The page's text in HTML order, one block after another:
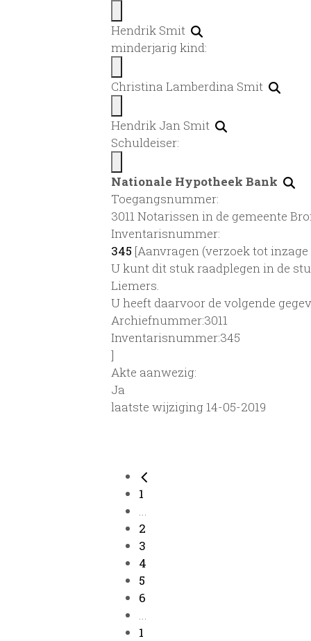
Hendrik Smit
minderjarig kind:
Christina Lamberdina Smit
Hendrik Jan Smit
Schuldeiser:
Nationale Hypotheek Bank
Toegangsnummer:
3011 Notarissen in de gemeente
Inventarisnummer:
345 [Aanvragen (verzoek tot
U kunt dit stuk raadplegen in de
Liemers.
U heeft daarvoor de volgende
Archiefnummer:3011
Inventarisnummer:345
]
Akte aanwezig:
Ja
laatste wijziging 14-05-2019
1
...
2
3
4
5
6
...
1